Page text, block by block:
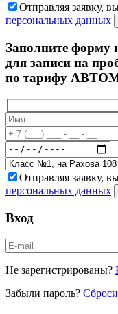
Отправляя заявку,
персональных данных
Заполните форму
для записи на
по тарифу
Отправляя заявку,
персональных данных
Вход
Не зарегистрированы?
Забыли пароль?